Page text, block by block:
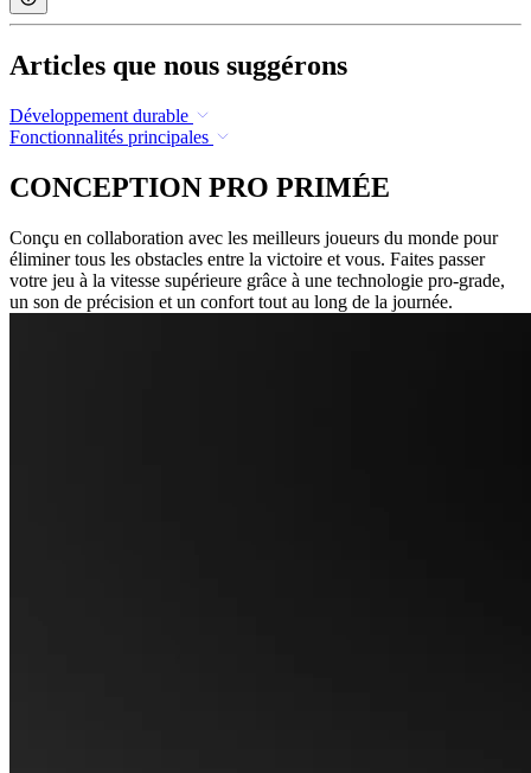
Articles que nous suggérons
Développement durable
Fonctionnalités principales
CONCEPTION PRO PRIMÉE
Conçu en collaboration avec les meilleurs joueurs du monde pour
éliminer tous les obstacles entre la victoire et vous. Faites passer
votre jeu à la vitesse supérieure grâce à une technologie pro-grade,
un son de précision et un confort tout au long de la journée.